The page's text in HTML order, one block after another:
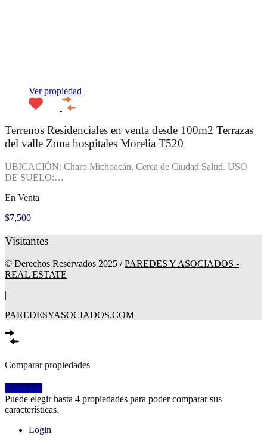
Ver propiedad
Terrenos Residenciales en venta desde 100m2 Terrazas
del valle Zona hospitales Morelia T520
UBICACIÓN: Charo Michoacán, Cerca de Ciudad Salud. USO
DE SUELO:…
En Venta
$7,500
Visitantes
© Derechos Reservados 2025 /PAREDES Y ASOCIADOS -
REAL ESTATE
|
PAREDESYASOCIADOS.COM
Comparar propiedades
Comparar
Puede elegir hasta 4 propiedades para poder comparar sus
características.
Login